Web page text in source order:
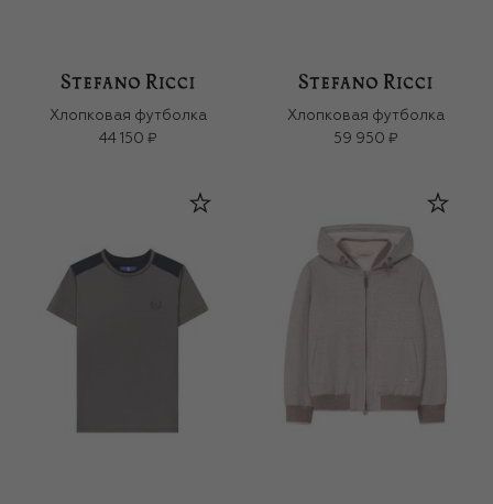
Хлопковая футболка
44 150 ₽
Хлопковая футболка
59 950 ₽